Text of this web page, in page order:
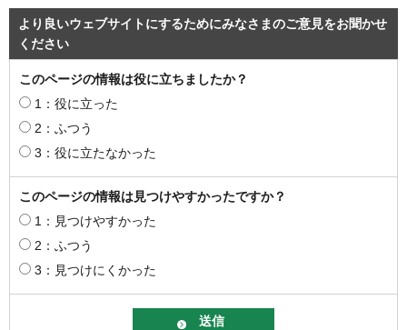
より良いウェブサイトにするためにみなさまのご意見をお聞かせ
ください
このページの情報は役に立ちましたか？
1：役に立った
2：ふつう
3：役に立たなかった
このページの情報は見つけやすかったですか？
1：見つけやすかった
2：ふつう
3：見つけにくかった